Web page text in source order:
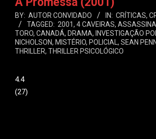
BY: AUTOR CONVIDADO IN: CRÍTICAS,
TAGGED: 2001, 4 CAVEIRAS,
TORO, CANADÁ, DRAMA, INVESTIGAÇÃO
NICHOLSON, MISTÉRIO, POLICIAL, SEAN PENN
THRILLER, THRILLER PSICOLÓGICO
4.4
(27)